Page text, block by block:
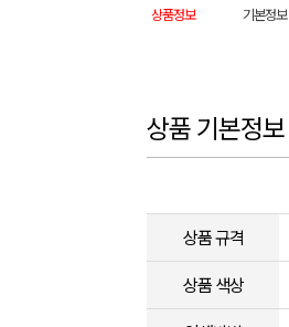
상품정보 기본정보
상품 기본정보
상품 규격
상품 색상